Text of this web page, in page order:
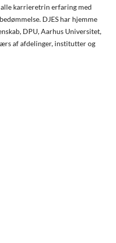
karrieretrin erfaring med
DJES har hjemme
DPU, Aarhus Universitet,
af afdelinger, institutter og